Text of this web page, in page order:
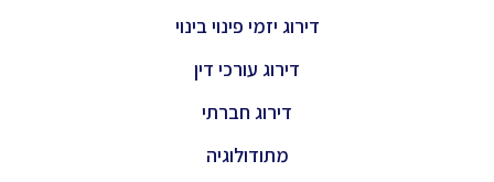
דירוג יזמי פינוי בינוי
דירוג עורכי דין
דירוג חברתי
מתודולוגיה